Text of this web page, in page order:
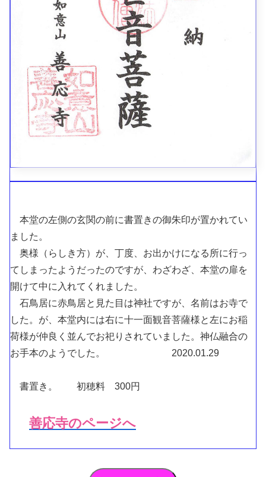
本堂の左側の玄関の前に書置きの御朱印が置かれてい
ました。
奥様（らしき方）が、丁度、お出かけになる所に行っ
てしまったようだったのですが、わざわざ、本堂の扉を
開けて中に入れてくれました。
石鳥居に赤鳥居と見た目は神社ですが、名前はお寺で
した。が、本堂内には右に十一面観音菩薩様と左にお稲
荷様が仲良く並んでお祀りされていました。神仏融合の
お手本のようでした。 2020.01.29
書置き。 初穂料 300円
善応寺のページへ